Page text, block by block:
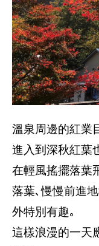
溫泉周邊的紅業
進入到深秋紅葉
在輕風搖擺落葉
落葉､慢慢前進
外特別有趣｡
這樣浪漫的一天